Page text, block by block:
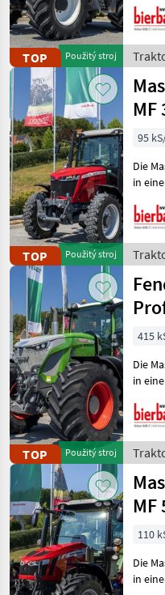
TOP Použitý stroj
gerne
und
Steyr
TOP Použitý stroj
MF
95
Die
in
gerne
und
TOP Použitý stroj
415
Die
in
gerne
und
Fendt
MF
110
Die
in